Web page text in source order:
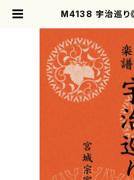
M4138 宇治巡り
譜） |